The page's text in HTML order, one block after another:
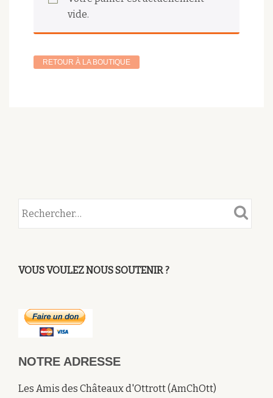
vide.
RETOUR À LA BOUTIQUE
VOUS VOULEZ NOUS SOUTENIR ?
NOTRE ADRESSE
Les Amis des Châteaux d'Ottrott (AmChOtt)